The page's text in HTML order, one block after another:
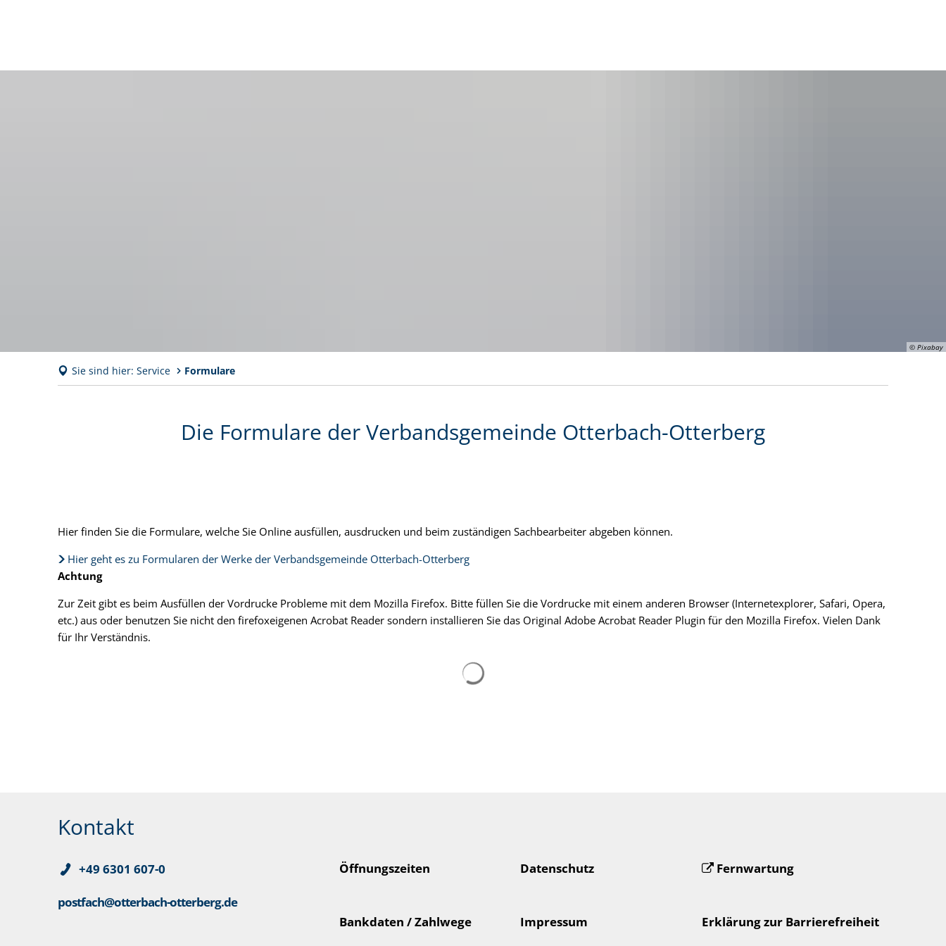
© Pixabay
Sie sind hier: Service Formulare
Die Formulare der Verbandsgemeinde Otterbach-Otterberg
Hier finden Sie die Formulare, welche Sie Online ausfüllen, ausdrucken und beim zuständigen Sachbearbeiter abgeben können.
Hier geht es zu Formularen der Werke der Verbandsgemeinde Otterbach-Otterberg
Achtung
Zur Zeit gibt es beim Ausfüllen der Vordrucke Probleme mit dem Mozilla Firefox. Bitte füllen Sie die Vordrucke mit einem anderen Browser (Internetexplorer, Safari, Opera,
etc.) aus oder benutzen Sie nicht den firefoxeigenen Acrobat Reader sondern installieren Sie das Original Adobe Acrobat Reader Plugin für den Mozilla Firefox. Vielen Dank
für Ihr Verständnis.
Kontakt
+49 6301 607-0
postfach@otterbach-otterberg.de
Öffnungszeiten Datenschutz Fernwartung
Bankdaten / Zahlwege Impressum Erklärung zur Barrierefreiheit